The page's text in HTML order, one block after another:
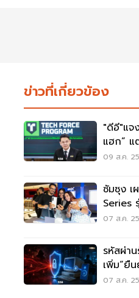
ข่าวที่เกี่ยวข้อง
"ดีอี"แจ
แฮก”
Web ม
09 ส.ค.
ซัมซุง
Series
เกาหลีใ
07 ส.ค.
รหัสผ่า
เพิ่ม“ยื
เดิม ไม่
07 ส.ค.